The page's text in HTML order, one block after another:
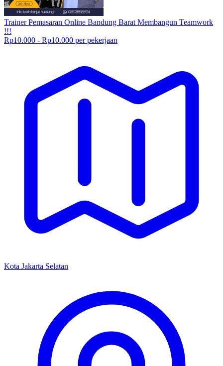
Trainer Pemasaran Online Bandung Barat Membangun Teamwork
!!!
Rp10.000 - Rp10.000 per pekerjaan
Kota Jakarta Selatan